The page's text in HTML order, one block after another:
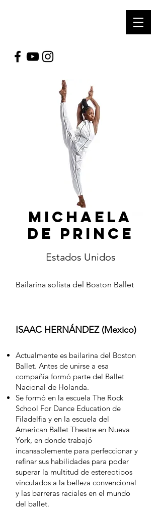
Michaela
De Prince
Estados Unidos
Bailarina solista del Boston Ballet
ISAAC HERNÁNDEZ (Mexico)
Actualmente es bailarina del Boston
Ballet. Antes de unirse a esa
compañía formó parte del Ballet
Nacional de Holanda.
Se formó en la escuela The Rock
School For Dance Education de
Filadelfia y en la escuela del
American Ballet Theatre en Nueva
York, en donde trabajó
incansablemente para perfeccionar y
refinar sus habilidades para poder
superar la multitud de estereotipos
vinculados a la belleza convencional
y las barreras raciales en el mundo
del ballet.